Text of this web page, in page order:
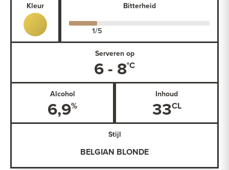
Kleur Bitterheid
Serveren op
6 - 8
Alcohol
6,9
Inhoud
33
Stijl
BELGIAN BLONDE